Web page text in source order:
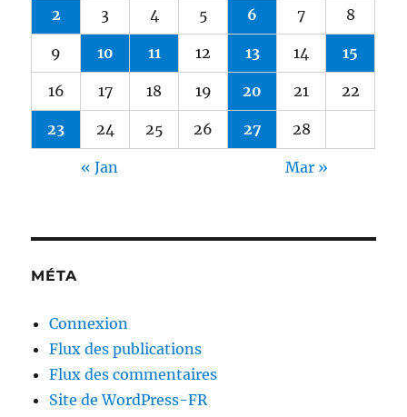
2 3 4 5 6 7 8
9 10 11 12 13 14 15
16 17 18 19 20 21 22
23 24 25 26 27 28
« Jan Mar »
MÉTA
Connexion
Flux des publications
Flux des commentaires
Site de WordPress-FR